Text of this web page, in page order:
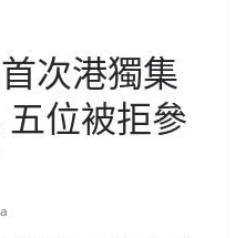
次港獨集
位被拒參